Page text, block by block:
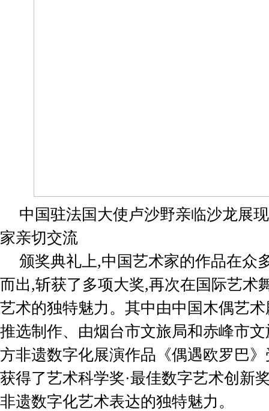
中国驻法国大使卢沙野亲临沙龙展
家亲切交流
颁奖典礼上,中国艺术家的作品在众
而出,斩获了多项大奖,再次在国际艺术
艺术的独特魅力。其中由中国木偶艺
推选制作、由烟台市文旅局和赤峰市
方非遗数字化展演作品《偶遇欧罗巴
获得了艺术科学奖·最佳数字艺术创新
非遗数字化艺术表达的独特魅力。